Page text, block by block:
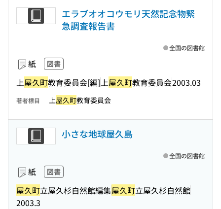
エラブオオコウモリ天然記念物緊
急調査報告書
紙 図書
上屋久町教育委員会[編] 上屋久町教育委員会2003.03
全国の図書館
著者標目 上屋久町教育委員会
小さな地球屋久島
紙 図書
屋久町立屋久杉自然館編集屋久町立屋久杉自然館
2003.3
全国の図書館